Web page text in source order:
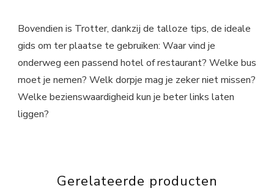
Bovendien is Trotter, dankzij de talloze tips, de ideale
gids om ter plaatse te gebruiken: Waar vind je
onderweg een passend hotel of restaurant? Welke bus
moet je nemen? Welk dorpje mag je zeker niet missen?
Welke bezienswaardigheid kun je beter links laten
liggen?
Gerelateerde producten